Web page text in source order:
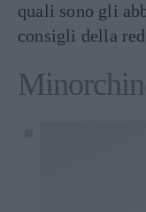
quali sono gli
consigli della